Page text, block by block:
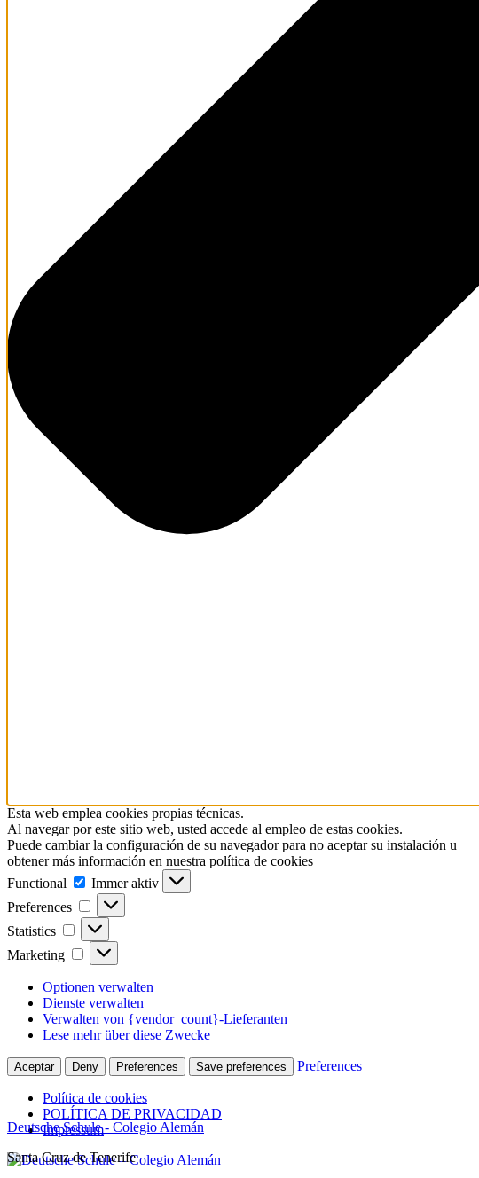
Esta web emplea cookies propias técnicas.
Al navegar por este sitio web, usted accede al empleo de estas cookies.
Puede cambiar la configuración de su navegador para no aceptar su instalación u
obtener más información en nuestra política de cookies
Functional
Functional
Immer aktiv
Preferences
Preferences
Statistics Statistics
Marketing Marketing
Optionen verwalten
Dienste verwalten
Verwalten von {vendor_count}-Lieferanten
Lese mehr über diese Zwecke
Aceptar Deny Preferences Save preferences Preferences
Política de cookies
POLÍTICA DE PRIVACIDAD
Impressum
Zum
Deutsche Schule - Colegio Alemán
Santa Cruz de Tenerife